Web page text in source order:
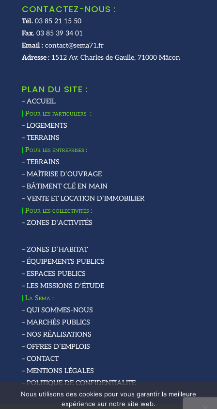
CONTACTEZ-NOUS :
Tél.03 85 21 15 50
Fax.03 85 39 34 01
Email :contact@sema71.fr
Adresse :1512 Av. Charles de Gaulle, 71000 Mâcon
PLAN DU SITE :
– ACCUEIL
| Pour les particuliers :
– LOGEMENTS
– TERRAINS
| Pour les entreprises :
– TERRAINS
– MAÎTRISE D’OUVRAGE
– BÂTIMENT CLÉ EN MAIN
– VENTE ET LOCATION D’IMMOBILIER
| Pour les collectivités :
– ZONES D’ACTIVITÉS
– ZONES D’HABITAT
– ÉQUIPEMENTS PUBLICS
– ESPACES PUBLICS
– LES MISSIONS D’ÉTUDE
| La Sema :
– QUI SOMMES-NOUS
– MARCHÉS PUBLICS
– NOS RÉALISATIONS
– OFFRES D’EMPLOIS
– CONTACT
– MENTIONS LÉGALES
– POLITIQUE DE CONFIDENTIALITE
Nous utilisons des cookies pour vous garantir la meilleure
expérience sur notre site web.